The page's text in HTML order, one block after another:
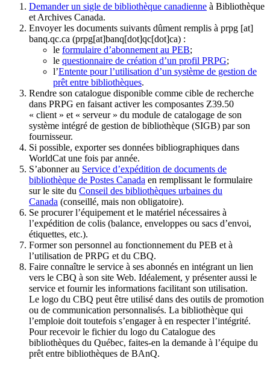
Demander un sigle de bibliothèque canadienne à Bibliothèque
et Archives Canada.
Envoyer les documents suivants dûment remplis à prpg [at]
banq.qc.ca (prpg[at]banq[dot]qc[dot]ca) :
le formulaire d’abonnement au PEB;
le questionnaire de création d’un profil PRPG;
l’Entente pour l’utilisation d’un système de gestion de
prêt entre bibliothèques.
Rendre son catalogue disponible comme cible de recherche
dans PRPG en faisant activer les composantes Z39.50
« client » et « serveur » du module de catalogage de son
système intégré de gestion de bibliothèque (SIGB) par son
fournisseur.
Si possible, exporter ses données bibliographiques dans
WorldCat une fois par année.
S’abonner au Service d’expédition de documents de
bibliothèque de Postes Canada en remplissant le formulaire
sur le site du Conseil des bibliothèques urbaines du
Canada (conseillé, mais non obligatoire).
Se procurer l’équipement et le matériel nécessaires à
l’expédition de colis (balance, enveloppes ou sacs d’envoi,
étiquettes, etc.).
Former son personnel au fonctionnement du PEB et à
l’utilisation de PRPG et du CBQ.
Faire connaître le service à ses abonnés en intégrant un lien
vers le CBQ à son site Web. Idéalement, y présenter aussi le
service et fournir les informations facilitant son utilisation.
Le logo du CBQ peut être utilisé dans des outils de promotion
ou de communication personnalisés. La bibliothèque qui
l’emploie doit toutefois s’engager à en respecter l’intégrité.
Pour recevoir le fichier du logo du Catalogue des
bibliothèques du Québec, faites-en la demande à l’équipe du
prêt entre bibliothèques de BAnQ.